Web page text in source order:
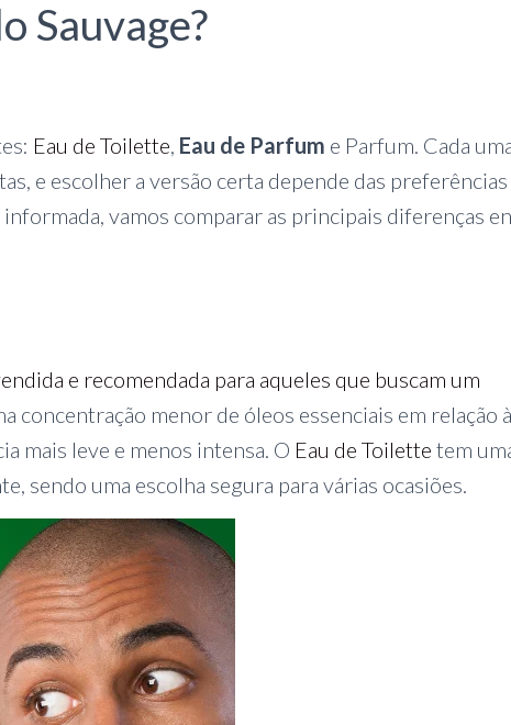
Sauvage?
Eau de Toilette, Eau de Parfum e Parfum. Cada
e escolher a versão certa depende das preferências
vamos comparar as principais diferenças
e recomendada para aqueles que buscam um
concentração menor de óleos essenciais em relação
mais leve e menos intensa. O Eau de Toilette tem
sendo uma escolha segura para várias ocasiões.